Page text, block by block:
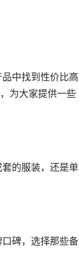
中找到性价比高
为大家提供一些
的服装，还是单
碑，选择那些备